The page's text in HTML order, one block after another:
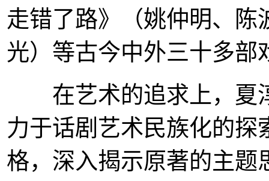
走错了路》（姚仲明、陈
光）等古今中外三十多部
在艺术的追求上，夏
力于话剧艺术民族化的
格，深入揭示原著的主题